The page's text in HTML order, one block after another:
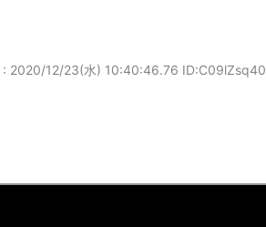
: 2020/12/23(水) 10:40:46.76 ID:C09lZsq40